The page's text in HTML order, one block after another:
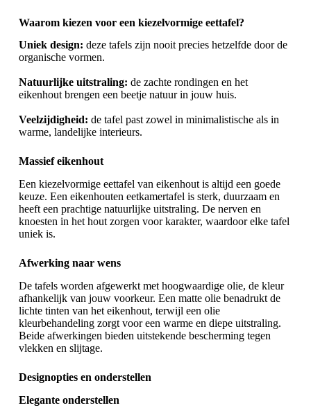
Waarom kiezen voor een kiezelvormige eettafel?
Uniek design: deze tafels zijn nooit precies hetzelfde door de
organische vormen.
Natuurlijke uitstraling: de zachte rondingen en het
eikenhout brengen een beetje natuur in jouw huis.
Veelzijdigheid: de tafel past zowel in minimalistische als in
warme, landelijke interieurs.
Massief eikenhout
Een kiezelvormige eettafel van eikenhout is altijd een goede
keuze. Een eikenhouten eetkamertafel is sterk, duurzaam en
heeft een prachtige natuurlijke uitstraling. De nerven en
knoesten in het hout zorgen voor karakter, waardoor elke tafel
uniek is.
Afwerking naar wens
De tafels worden afgewerkt met hoogwaardige olie, de kleur
afhankelijk van jouw voorkeur. Een matte olie benadrukt de
lichte tinten van het eikenhout, terwijl een olie
kleurbehandeling zorgt voor een warme en diepe uitstraling.
Beide afwerkingen bieden uitstekende bescherming tegen
vlekken en slijtage.
Designopties en onderstellen
Elegante onderstellen